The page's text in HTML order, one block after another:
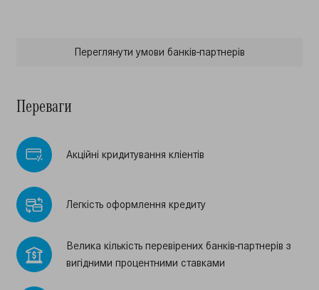
Переглянути умови банкiв-партнерiв
Переваги
Акцiйнi кридитування клiентiв
Легкiсть оформлення кредиту
Велика кiлькiсть перевiрених банкiв-партнерiв з
вигiдними процентними ставками